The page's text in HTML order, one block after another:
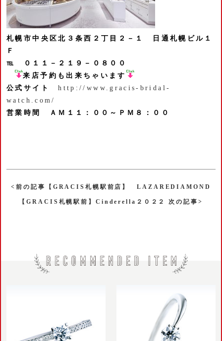
札幌市中央区北３条西２丁目２－１
日通札幌ビル１
Ｆ
℡ ０１１－２１９－０８００
来店予約も出来ちゃいます
公式サイト
http://www.gracis-bridal-
watch.com/
営業時間 ＡＭ１１：００～ＰＭ８：００
<前の記事【GRACIS札幌駅前店】 LAZAREDIAMOND
【GRACIS札幌駅前】Cinderella２０２２ 次の記事>